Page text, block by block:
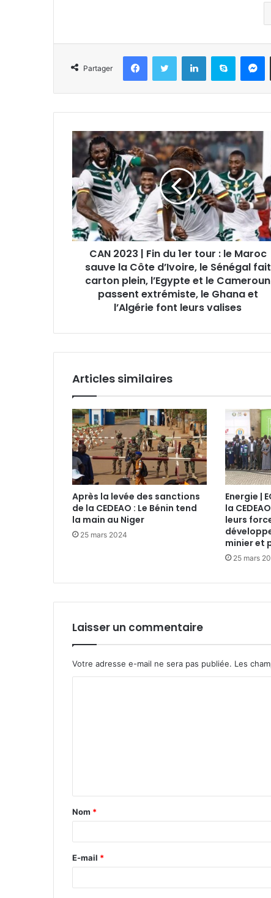
Partager
CAN 2023 | Fin du 1er tour : le Maroc
sauve la Côte d’Ivoire, le Sénégal fait
carton plein, l’Egypte et le Cameroun
passent extrémiste, le Ghana et
l’Algérie font leurs valises
Articles similaires
Après la levée des sanctions
de la CEDEAO : Le Bénin tend
la main au Niger
25 mars 2024
Energie |
la
leurs
minier et
25 mars
Laisser un commentaire
Votre adresse e-mail ne sera pas publiée. Les
t
a
e
*
Nom *
E-mail *